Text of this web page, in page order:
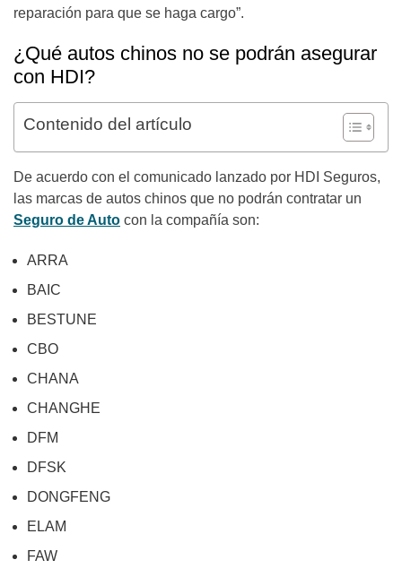
reparación para que se haga cargo”.
¿Qué autos chinos no se podrán asegurar
con HDI?
Contenido del artículo
De acuerdo con el comunicado lanzado por HDI Seguros,
las marcas de autos chinos que no podrán contratar un
Seguro de Auto con la compañía son:
ARRA
BAIC
BESTUNE
CBO
CHANA
CHANGHE
DFM
DFSK
DONGFENG
ELAM
FAW